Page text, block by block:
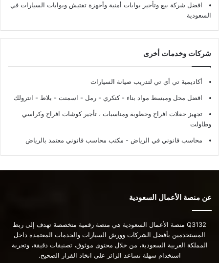
افضل شركة بيع وتأجير بوابات أمنية وأجهزة تفتيش وبوابات السيارات في
السعودية
شركات وخدمات أخرى
أكاديمية تي أي تي لتدريب صيانة السيارات
افضل محل ومبسط مواد بناء - كنكري - رمل - اسمنت - بلاط - انترولك
تجهيز حفلات افراح وخطوبة ومناسبات ، تأجير كوشات افراح وكراسي
وطاولت
محاسب قانوني في الرياض - مكتب محاسب قانوني معتمد بالرياض
عن منصة الأعمال السعودية
Q3132 منصة الأعمال السعودية هي منصة رقمية متخصصة تهدف إلى ربط
المستخدمين بأفضل الشركات وورش السيارات والخدمات المعتمدة داخل
المملكة العربية السعودية، من خلال محتوى موثوق، تصنيفات دقيقة، وتجربة
استخدام سهلة تساعد الزائر على اتخاذ القرار الصحيح.